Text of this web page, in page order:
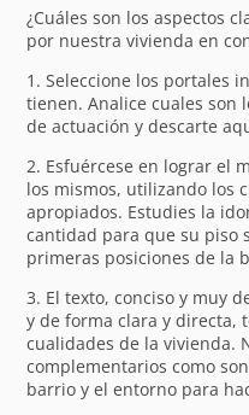
¿Cuáles son los aspectos
por nuestra vivienda en
1. Seleccione los portales
tienen. Analice cuales son
de actuación y descarte
2. Esfuércese en lograr el
los mismos, utilizando los
apropiados. Estudies la
cantidad para que su piso
primeras posiciones de la
3. El texto, conciso y muy
y de forma clara y directa,
cualidades de la vivienda.
complementarios como
barrio y el entorno para